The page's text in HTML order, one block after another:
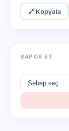
🔗 Kopyala
RAPOR ET